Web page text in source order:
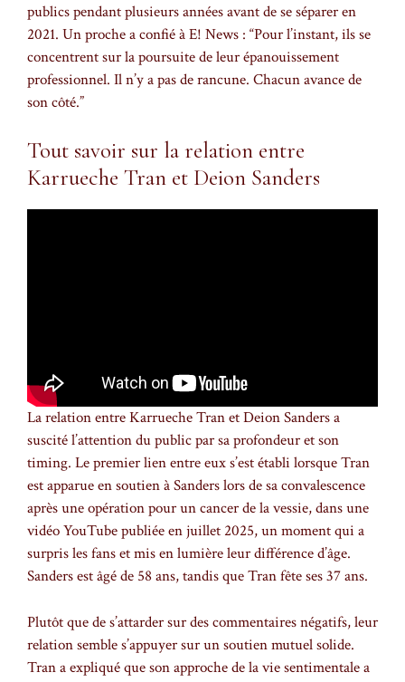
publics pendant plusieurs années avant de se séparer en
2021. Un proche a confié à E! News : “Pour l’instant, ils se
concentrent sur la poursuite de leur épanouissement
professionnel. Il n’y a pas de rancune. Chacun avance de
son côté.”
Tout savoir sur la relation entre
Karrueche Tran et Deion Sanders
La relation entre Karrueche Tran et Deion Sanders a
suscité l’attention du public par sa profondeur et son
timing. Le premier lien entre eux s’est établi lorsque Tran
est apparue en soutien à Sanders lors de sa convalescence
après une opération pour un cancer de la vessie, dans une
vidéo YouTube publiée en juillet 2025, un moment qui a
surpris les fans et mis en lumière leur différence d’âge.
Sanders est âgé de 58 ans, tandis que Tran fête ses 37 ans.
Plutôt que de s’attarder sur des commentaires négatifs, leur
relation semble s’appuyer sur un soutien mutuel solide.
Tran a expliqué que son approche de la vie sentimentale a